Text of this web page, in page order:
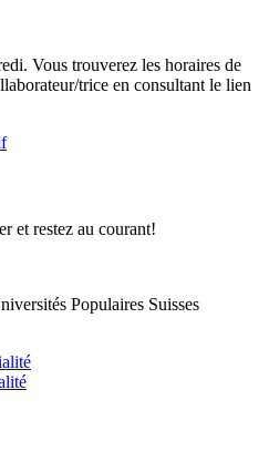
Vous trouverez les horaires de
trice en consultant le lien
et restez au courant!
Populaires Suisses